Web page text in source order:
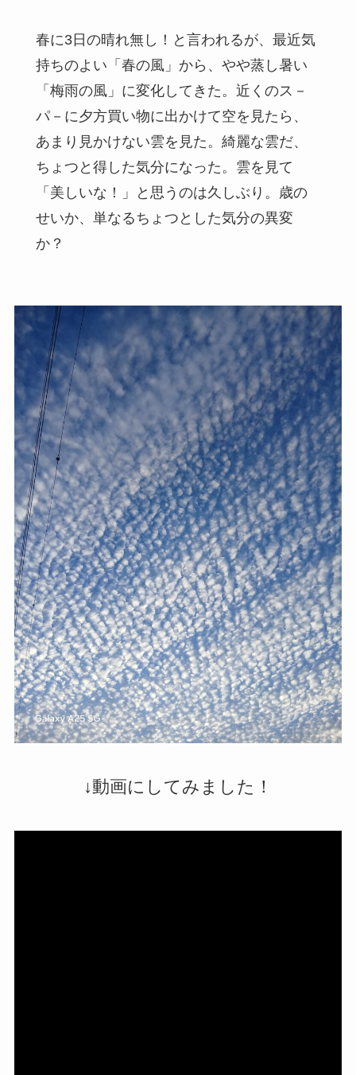
春に3日の晴れ無し！と言われるが、最近気
持ちのよい「春の風」から、やや蒸し暑い
「梅雨の風」に変化してきた。近くのス－
パ－に夕方買い物に出かけて空を見たら、
あまり見かけない雲を見た。綺麗な雲だ、
ちょつと得した気分になった。雲を見て
「美しいな！」と思うのは久しぶり。歳の
せいか、単なるちょつとした気分の異変
か？
↓動画にしてみました！